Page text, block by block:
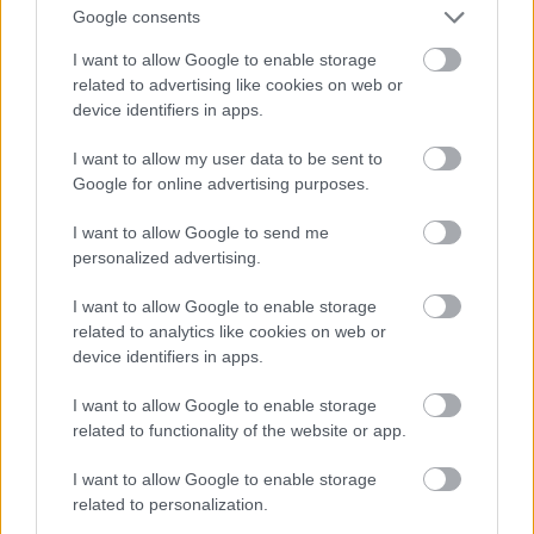
Google consents
I want to allow Google to enable storage
related to advertising like cookies on web or
device identifiers in apps.
I want to allow my user data to be sent to
Google for online advertising purposes.
I want to allow Google to send me
personalized advertising.
I want to allow Google to enable storage
related to analytics like cookies on web or
device identifiers in apps.
I want to allow Google to enable storage
related to functionality of the website or app.
I want to allow Google to enable storage
related to personalization.
πραγματοποιούνται .
Amore Hotel Apartments, στον Πρωταρά
Ανάμεσα στο Παραλίμνι και την πόλη του
Πρωταρά, 20 λεπτά οδήγησης από την Αγία Νάπα
(για τα party animals ανάμεσά μας) προσφέρει
στα 65€ το δίκλινο.Κρατήσεις μέσω του Booking
πραγματοποιούνται από εδώ
Πού να φάτε
- Παντοπωλείο, στη Λευκωσία: Απλώνει
τραπεζάκια έξω, πολύ κοντά στο Μουσείο της
Κύπρου, και σερβίρει λαχταριστά μεζεδάκια που
περιλαμβάνουν οσπριάδες, μαλιτζανοσαλάτες και